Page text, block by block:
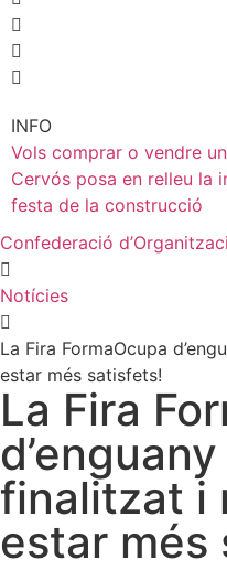
INFO
Vols comprar o vendre
Cervós posa en relleu la
festa de la construcció
Confederació
Notícies
La Fira FormaOcupa
estar més satisfets!
La Fira
finalitzat i
estar més